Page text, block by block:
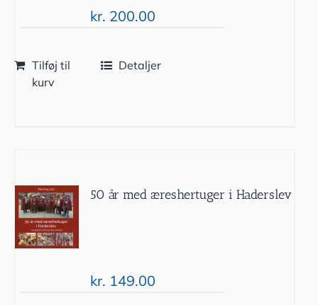
kr. 200.00
Tilføj til
kurv
Detaljer
50 år med æreshertuger i Haderslev
kr. 149.00